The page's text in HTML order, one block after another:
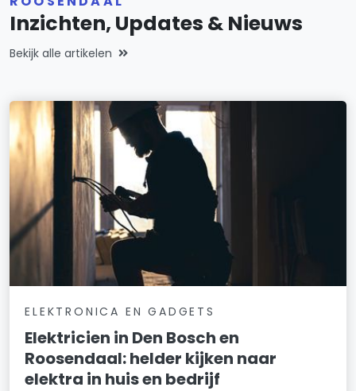
Inzichten, Updates & Nieuws
Bekijk alle artikelen
ELEKTRONICA EN GADGETS
Elektricien in Den Bosch en
Roosendaal: helder kijken naar
elektra in huis en bedrijf